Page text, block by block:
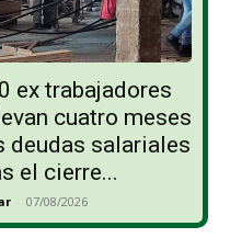
ex trabajadores
cuatro meses
deudas salariales
el cierre...
- 07/08/2026